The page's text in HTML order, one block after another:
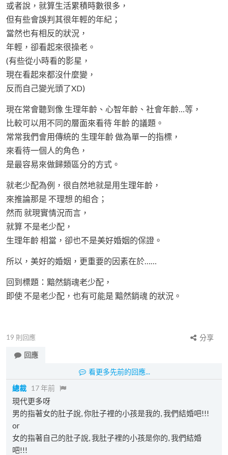
或者說，就算生活累積時數很多，
但有些會誤判其很年輕的年紀；
當然也有相反的狀況，
年輕，卻看起來很操老。
(有些從小時看的影星，
現在看起來都沒什麼變，
反而自己變光頭了XD)
現在常會聽到像 生理年齡、心智年齡、社會年齡…等，
比較可以用不同的層面來看待 年齡 的議題。
常常我們會用傳統的 生理年齡 做為單一的指標，
來看待一個人的角色，
是最容易來做歸類區分的方式。
就老少配為例，很自然地就是用生理年齡，
來推論那是 不理想 的組合；
然而 就現實情況而言，
就算 不是老少配，
生理年齡 相當，卻也不是美好婚姻的保證。
所以，美好的婚姻，更重要的因素在於……
回到標題：黯然銷魂老少配，
即使 不是老少配，也有可能是 黯然銷魂 的狀況。
19 則回應
分享
回應
看更多先前的回應...
總裁 17 年前
現代更多呀
男的指著女的肚子說, 你肚子裡的小孩是我的, 我們結婚吧!!!
or
女的指著自己的肚子說, 我肚子裡的小孩是你的, 我們結婚
吧!!!